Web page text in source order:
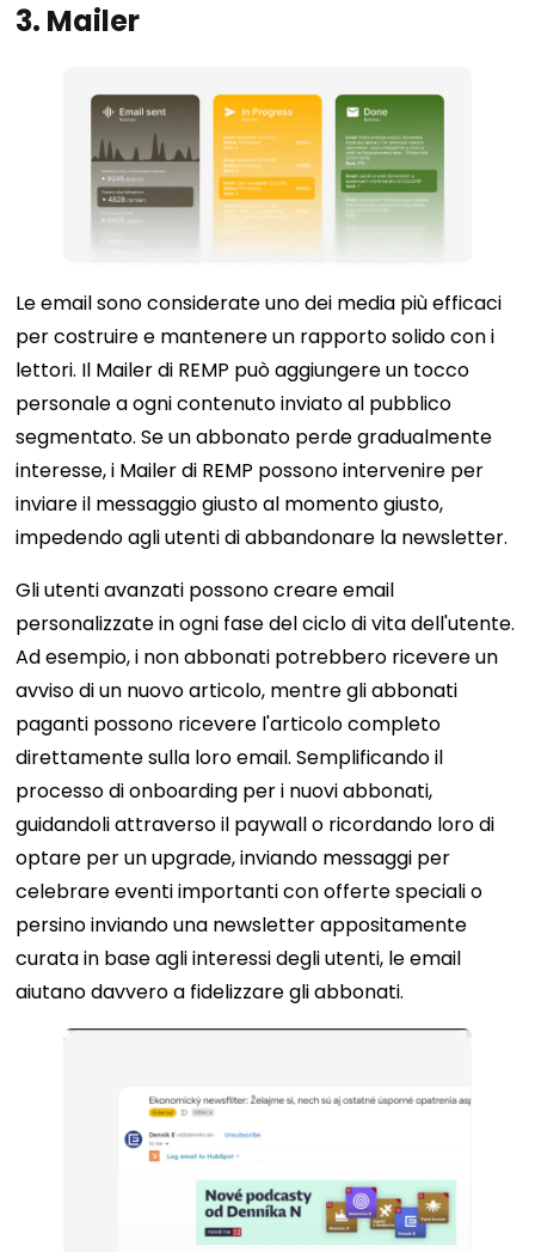
3. Mailer
Le email sono considerate uno dei media più efficaci
per costruire e mantenere un rapporto solido con i
lettori. Il Mailer di REMP può aggiungere un tocco
personale a ogni contenuto inviato al pubblico
segmentato. Se un abbonato perde gradualmente
interesse, i Mailer di REMP possono intervenire per
inviare il messaggio giusto al momento giusto,
impedendo agli utenti di abbandonare la newsletter.
Gli utenti avanzati possono creare email
personalizzate in ogni fase del ciclo di vita dell'utente.
Ad esempio, i non abbonati potrebbero ricevere un
avviso di un nuovo articolo, mentre gli abbonati
paganti possono ricevere l'articolo completo
direttamente sulla loro email. Semplificando il
processo di onboarding per i nuovi abbonati,
guidandoli attraverso il paywall o ricordando loro di
optare per un upgrade, inviando messaggi per
celebrare eventi importanti con offerte speciali o
persino inviando una newsletter appositamente
curata in base agli interessi degli utenti, le email
aiutano davvero a fidelizzare gli abbonati.